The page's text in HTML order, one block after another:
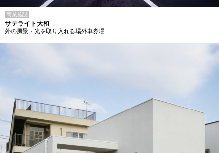
商業施設
サテライト大和
外の風景・光を取り入れる場外車券場